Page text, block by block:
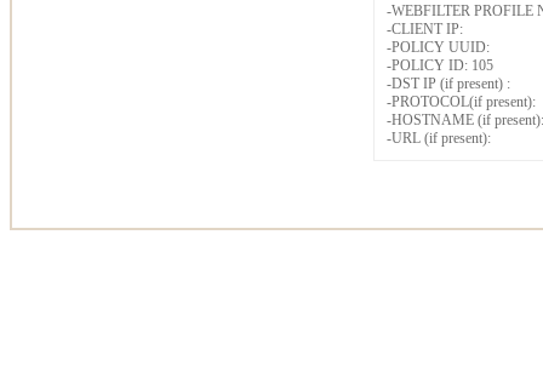
-WEBFILTER PROFILE
-CLIENT IP:
-POLICY UUID:
-POLICY ID: 105
-DST IP (if present) :
-PROTOCOL(if present):
-HOSTNAME (if present):
-URL (if present):